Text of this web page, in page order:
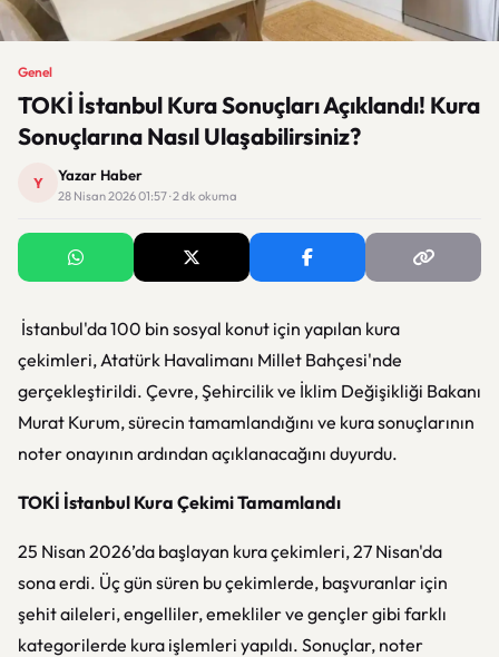
Genel
TOKİ İstanbul Kura Sonuçları Açıklandı! Kura
Sonuçlarına Nasıl Ulaşabilirsiniz?
Y Yazar Haber
28 Nisan 2026 01:57 · 2 dk okuma
İstanbul'da 100 bin sosyal konut için yapılan kura
çekimleri, Atatürk Havalimanı Millet Bahçesi'nde
gerçekleştirildi. Çevre, Şehircilik ve İklim Değişikliği Bakanı
Murat Kurum, sürecin tamamlandığını ve kura sonuçlarının
noter onayının ardından açıklanacağını duyurdu.
TOKİ İstanbul Kura Çekimi Tamamlandı
25 Nisan 2026’da başlayan kura çekimleri, 27 Nisan'da
sona erdi. Üç gün süren bu çekimlerde, başvuranlar için
şehit aileleri, engelliler, emekliler ve gençler gibi farklı
kategorilerde kura işlemleri yapıldı. Sonuçlar, noter